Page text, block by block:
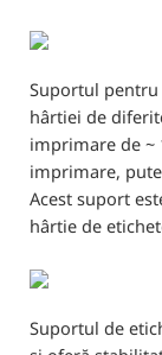
Suportul
hârtiei de
imprimare de ~
imprimare,
Acest suport
hârtie de
Suportul de